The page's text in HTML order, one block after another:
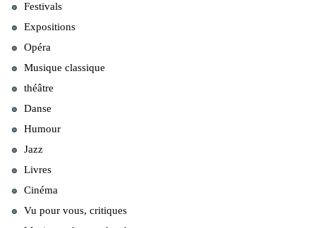
Festivals
Expositions
Opéra
Musique classique
théâtre
Danse
Humour
Jazz
Livres
Cinéma
Vu pour vous, critiques